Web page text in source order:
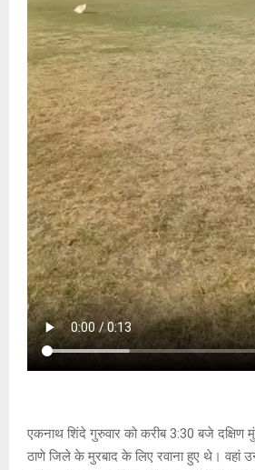
एकनाथ शिंदे गुरुवार को करीब 3:30 बजे दक्षिण
ठाणे जिले के मुरबाद के लिए रवाना हुए थे। वहां